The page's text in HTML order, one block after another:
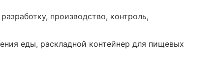
производство, контроль,
еды, раскладной контейнер для пищевых